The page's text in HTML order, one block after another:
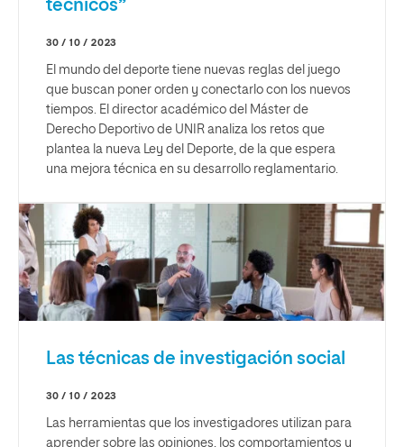
técnicos”
30 / 10 / 2023
El mundo del deporte tiene nuevas reglas del juego
que buscan poner orden y conectarlo con los nuevos
tiempos. El director académico del Máster de
Derecho Deportivo de UNIR analiza los retos que
plantea la nueva Ley del Deporte, de la que espera
una mejora técnica en su desarrollo reglamentario.
Las técnicas de investigación social
30 / 10 / 2023
Las herramientas que los investigadores utilizan para
aprender sobre las opiniones, los comportamientos y